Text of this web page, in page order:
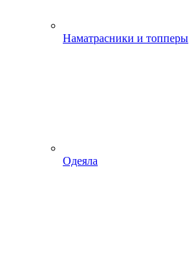
Наматрасники и топперы
Одеяла